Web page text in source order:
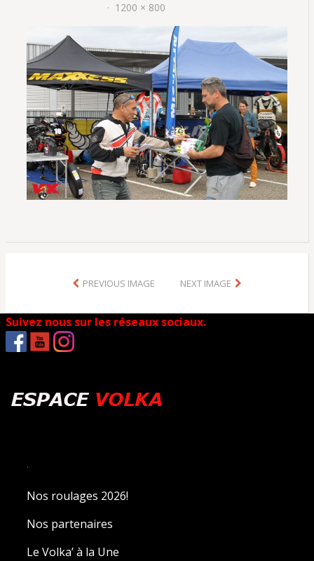
1200 × 800
PREVIOUS IMAGE NEXT IMAGE
Suivez nous sur les réseaux sociaux.
.
Nos roulages 2026!
Nos partenaires
Le Volka’ à la Une